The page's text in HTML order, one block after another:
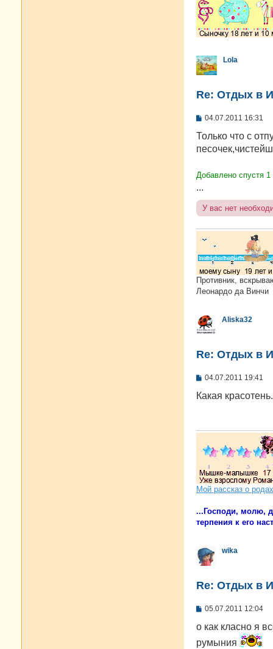
Lola
Re: Отдых в
С
о
щ
и
04.07.2011 16:31
Только что с
Добавлено спустя
...
У вас нет
Противник,
Леонардо да Винчи
Aliska32
Re: Отдых в
С
о
н
е
04.07.2011 19:41
Какая
Мой рассказ о родах
...Господи, молю,
терпения к его
wika
Re: Отдых в
С
о
щ
05.07.2011 12:04
о как класно я
румыния